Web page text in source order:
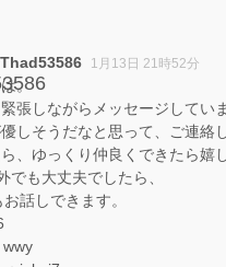
1月13日 21時52分
。
張しながらメッセージしていま
しそうだなと思って、ご連絡
、ゆっくり仲良くできたら嬉
でも大丈夫でしたら、
話しできます。